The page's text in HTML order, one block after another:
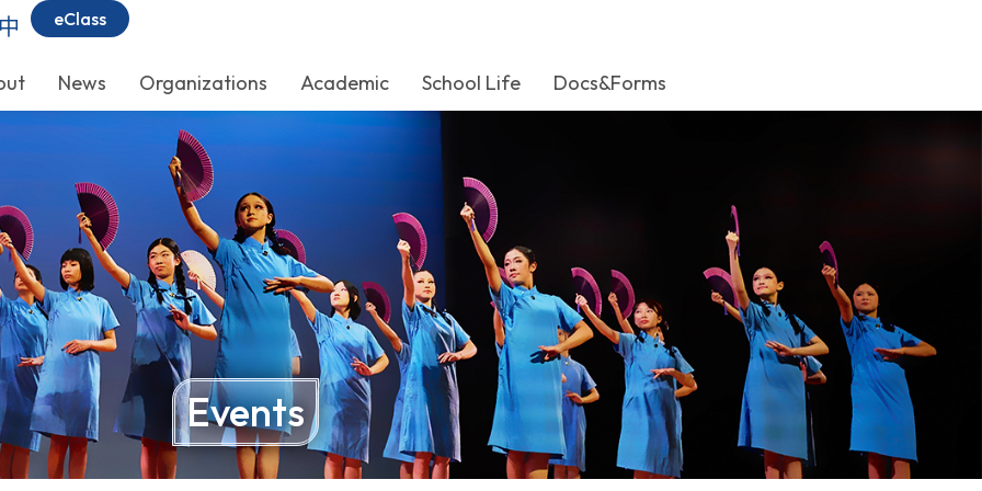
eClass
News Organizations Academic School Life Docs&Forms
Events